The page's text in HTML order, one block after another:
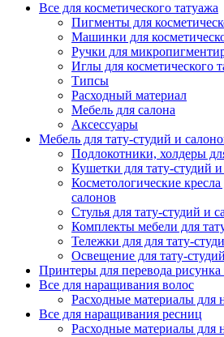
Все для косметического татуажа
Пигменты для
Машинки для
Ручки для
Иглы для косметического
Типсы
Расходный материал
Мебель для салона
Аксессуары
Мебель для тату-студий и
Подлокотники, холдеры
Кушетки для тату-студий
Косметологические
салонов
Стулья для тату-студий и
Комплекты мебели для
Тележки для для тату-
Освещение для тату-
Принтеры для перевода рисунка
Все для наращивания волос
Расходные материалы для
Все для наращивания ресниц
Расходные материалы для